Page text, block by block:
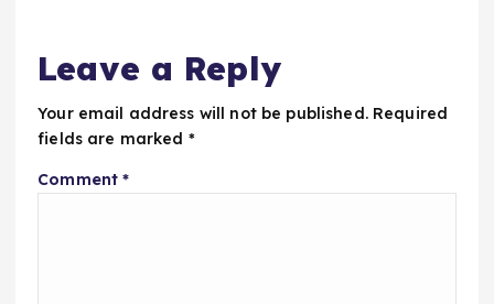
Leave a Reply
Your email address will not be published. Required
fields are marked *
Comment*